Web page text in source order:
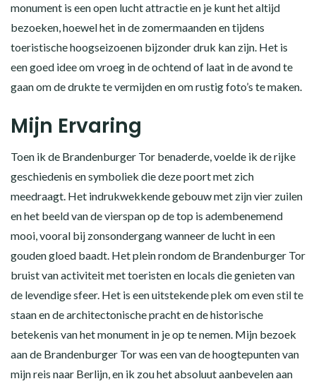
monument is een open lucht attractie en je kunt het altijd
bezoeken, hoewel het in de zomermaanden en tijdens
toeristische hoogseizoenen bijzonder druk kan zijn. Het is
een goed idee om vroeg in de ochtend of laat in de avond te
gaan om de drukte te vermijden en om rustig foto’s te maken.
Mijn Ervaring
Toen ik de Brandenburger Tor benaderde, voelde ik de rijke
geschiedenis en symboliek die deze poort met zich
meedraagt. Het indrukwekkende gebouw met zijn vier zuilen
en het beeld van de vierspan op de top is adembenemend
mooi, vooral bij zonsondergang wanneer de lucht in een
gouden gloed baadt. Het plein rondom de Brandenburger Tor
bruist van activiteit met toeristen en locals die genieten van
de levendige sfeer. Het is een uitstekende plek om even stil te
staan en de architectonische pracht en de historische
betekenis van het monument in je op te nemen. Mijn bezoek
aan de Brandenburger Tor was een van de hoogtepunten van
mijn reis naar Berlijn, en ik zou het absoluut aanbevelen aan